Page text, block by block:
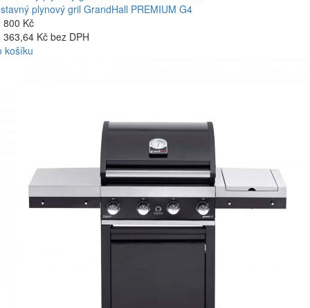
plynový gril GrandHall PREMIUM G4
800 Kč
363,64 Kč bez DPH
košíku